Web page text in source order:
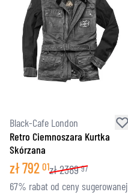
Black-Cafe London
Retro Ciemnoszara Kurtka
Skórzana
zł792 01zł2389 97
67% rabat od ceny sugerowanej